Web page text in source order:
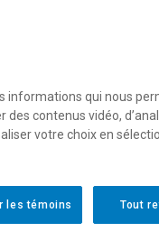
Horaire -
informations qui nous
contenus vidéo,
votre choix en
Tout
les témoins